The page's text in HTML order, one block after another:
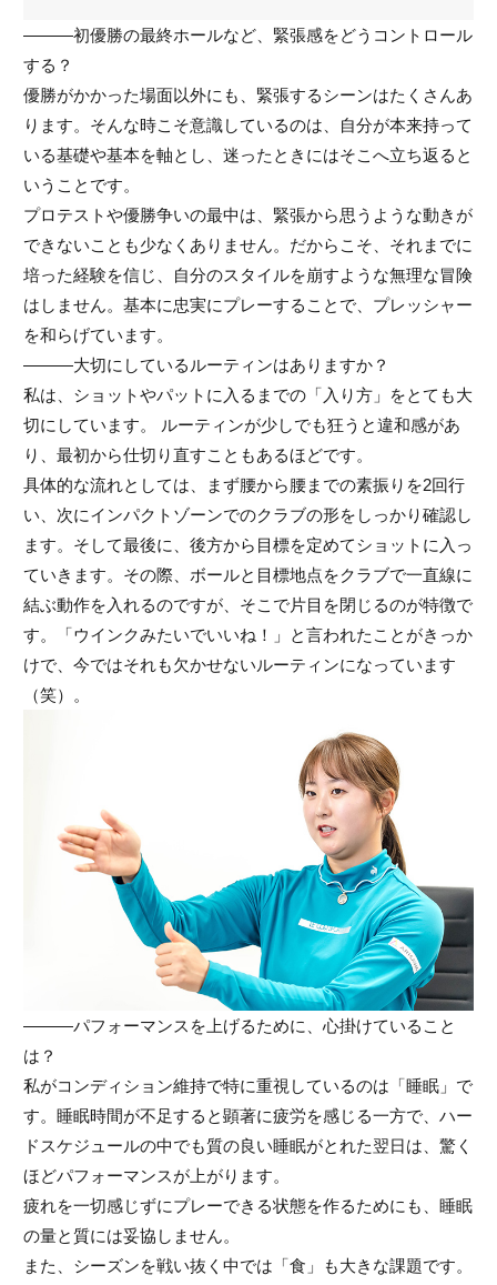
———初優勝の最終ホールなど、緊張感をどうコントロール
する？
優勝がかかった場面以外にも、緊張するシーンはたくさんあ
ります。そんな時こそ意識しているのは、自分が本来持って
いる基礎や基本を軸とし、迷ったときにはそこへ立ち返ると
いうことです。
プロテストや優勝争いの最中は、緊張から思うような動きが
できないことも少なくありません。だからこそ、それまでに
培った経験を信じ、自分のスタイルを崩すような無理な冒険
はしません。基本に忠実にプレーすることで、プレッシャー
を和らげています。
———大切にしているルーティンはありますか？
私は、ショットやパットに入るまでの「入り方」をとても大
切にしています。 ルーティンが少しでも狂うと違和感があ
り、最初から仕切り直すこともあるほどです。
具体的な流れとしては、まず腰から腰までの素振りを2回行
い、次にインパクトゾーンでのクラブの形をしっかり確認し
ます。そして最後に、後方から目標を定めてショットに入っ
ていきます。その際、ボールと目標地点をクラブで一直線に
結ぶ動作を入れるのですが、そこで片目を閉じるのが特徴で
す。「ウインクみたいでいいね！」と言われたことがきっか
けで、今ではそれも欠かせないルーティンになっています
（笑）。
———パフォーマンスを上げるために、心掛けていること
は？
私がコンディション維持で特に重視しているのは「睡眠」で
す。睡眠時間が不足すると顕著に疲労を感じる一方で、ハー
ドスケジュールの中でも質の良い睡眠がとれた翌日は、驚く
ほどパフォーマンスが上がります。
疲れを一切感じずにプレーできる状態を作るためにも、睡眠
の量と質には妥協しません。
また、シーズンを戦い抜く中では「食」も大きな課題です。